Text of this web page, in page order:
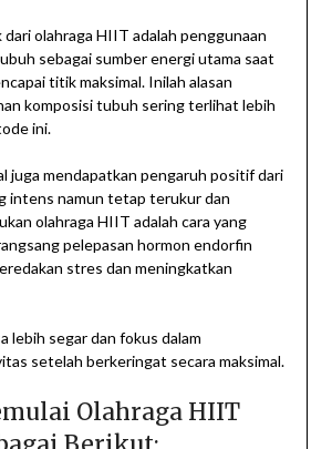
olahraga HIIT adalah penggunaan
sebagai sumber energi utama saat
titik maksimal. Inilah alasan
komposisi tubuh sering terlihat lebih
ini.
juga mendapatkan pengaruh positif dari
intens namun tetap terukur dan
olahraga HIIT adalah cara yang
pelepasan hormon endorfin
stres dan meningkatkan
lebih segar dan fokus dalam
setelah berkeringat secara maksimal.
Olahraga HIIT